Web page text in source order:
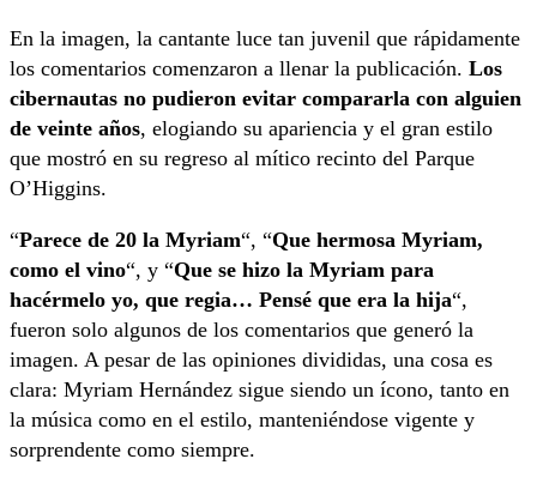
En la imagen, la cantante luce tan juvenil que rápidamente
los comentarios comenzaron a llenar la publicación. Los
cibernautas no pudieron evitar compararla con alguien
de veinte años, elogiando su apariencia y el gran estilo
que mostró en su regreso al mítico recinto del Parque
O’Higgins.
“Parece de 20 la Myriam“, “Que hermosa Myriam,
como el vino“, y “Que se hizo la Myriam para
hacérmelo yo, que regia… Pensé que era la hija“,
fueron solo algunos de los comentarios que generó la
imagen. A pesar de las opiniones divididas, una cosa es
clara: Myriam Hernández sigue siendo un ícono, tanto en
la música como en el estilo, manteniéndose vigente y
sorprendente como siempre.